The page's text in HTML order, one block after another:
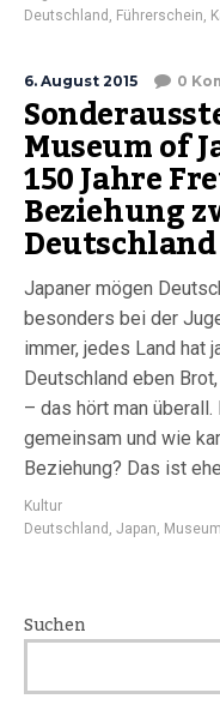
Deutschland , Führerschein,
6. August 2015 0
Museum of
150 Jahre
Beziehung
Japaner mögen
besonders bei der
immer, jedes Land hat
Deutschland eben
– das hört man
gemeinsam und wie
Beziehung? Das ist
Kultur
Deutschland , Japan, Museum
Suchen